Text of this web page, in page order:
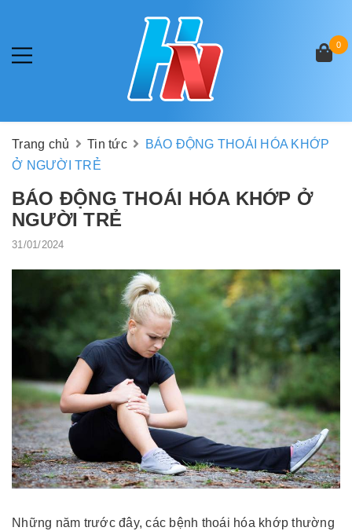
0
Trang chủ Tin tức
BÁO ĐỘNG THOÁI HÓA KHỚP
Ở NGƯỜI TRẺ
BÁO ĐỘNG THOÁI HÓA KHỚP Ở
NGƯỜI TRẺ
31/01/2024
Những năm trước đây, các bệnh thoái hóa khớp thường